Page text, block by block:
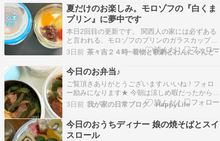
夏だけのお楽しみ。モロゾフの『白くま
プリン』に夢中です
本日2回目の更新です。 関西人の家には必ずある
と言われる、モロゾフのプリンのガラスカップ。
プリンを食べ終わった後も、あの安定したガラス
の器を捨てられずに、ストックしているご家庭は
多いはず。もちろん我が家にもあります。一度ま
とめて処分したけれど、いつの間にかまた…
（笑）。 そん…
3日前 茶々吉２４時−着物と歌劇とわんにゃんと−
今日のお弁当♪
ご覧頂きありがとうございます♪いいね！フォロ
ー励みになります★ 今朝は涼しめ暇だったから
TikTokをずっと見てたら親指が痛くなってました
親指でスクロールしてたからね＾＾ 今日のお弁当
今日は久しぶりに午後からパートです午前中は買
い出しに行ってきます暑いから外出したくないけ
どね…
3日前 我が家の日常ブログ HappyLife
今日のおうちディナー 娘の焼そばとスイ
スロール